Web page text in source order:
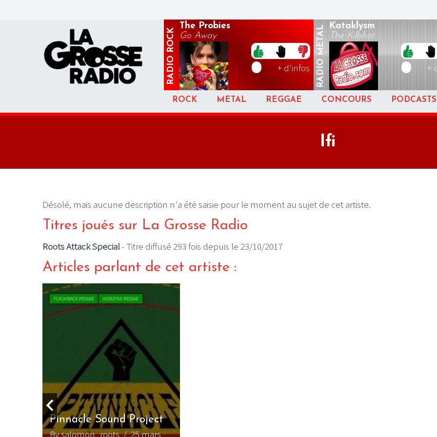
RADIO
ROCK
The Probies
Go Away
+ d'infos RADIO
METAL Kataklysm
The Killshot
+
ROCK METAL REGGAE CONCOURS PODCASTS
Ifi
Désolé, mais aucune description n'a été saisie pour le moment au sujet de cet artiste.
Titres joués sur La Grosse Radio
Roots Attack Special- Titre diffusé 293 fois depuis le 23/10/2017
Articles parlant de cet artiste :
FLASHBACK REGGAE WEBZINE REGGAE
Pinnacle Sound Project
By salomon_roots/ 25 mars